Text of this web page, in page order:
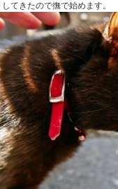
てきたので撫で始めます。